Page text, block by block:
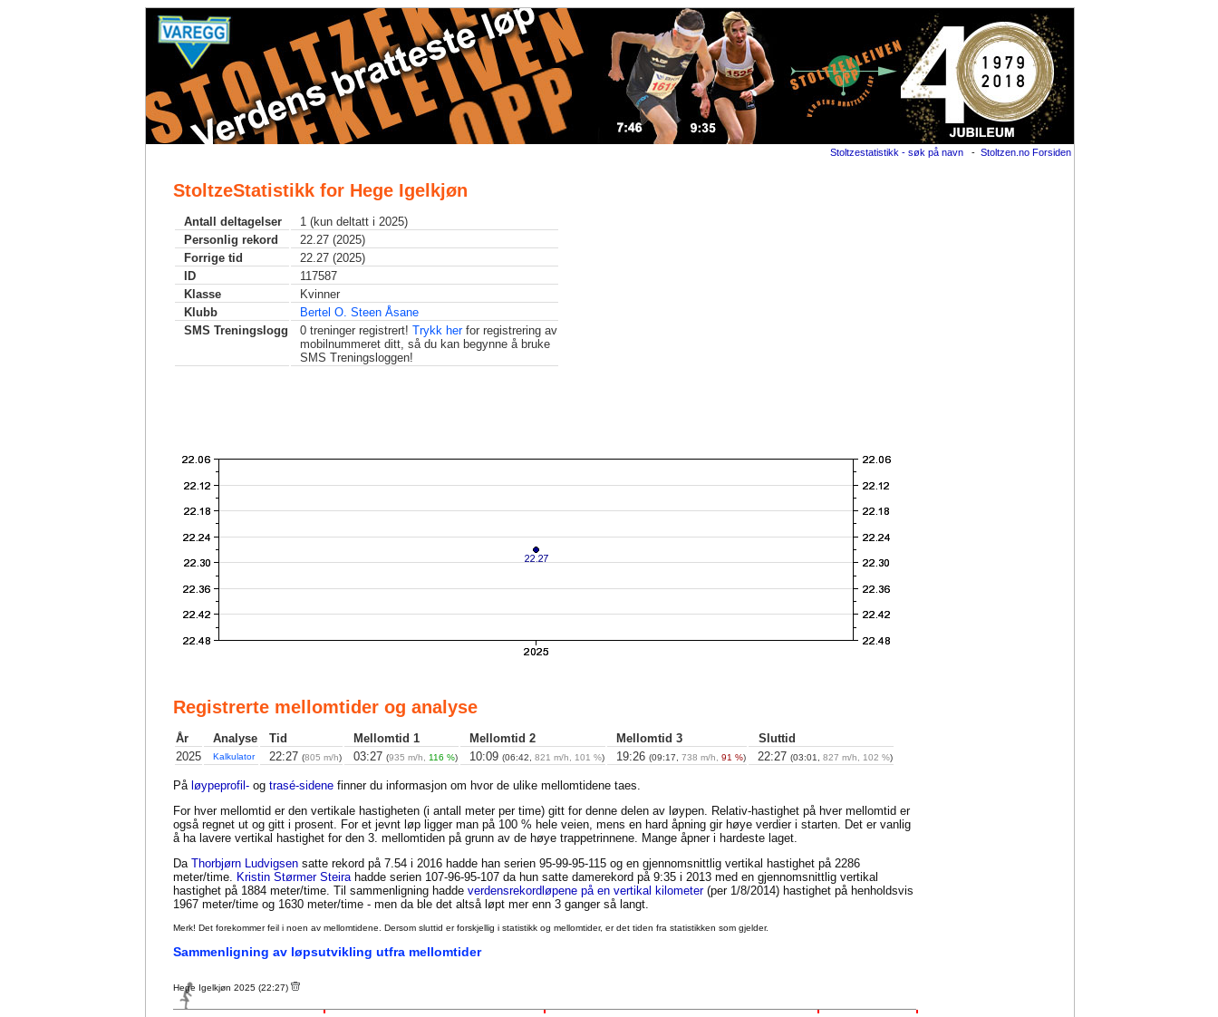
Stoltzestatistikk - søk på navn - Stoltzen.no Forsiden
StoltzeStatistikk for Hege Igelkjøn
Antall deltagelser
1 (kun deltatt i 2025)
Personlig rekord
22.27 (2025)
Forrige tid
22.27 (2025)
ID
117587
Klasse
Kvinner
Klubb
Bertel O. Steen Åsane
SMS Treningslogg
0 treninger registrert! Trykk herfor registrering av
mobilnummeret ditt, så du kan begynne å bruke
SMS Treningsloggen!
Registrerte mellomtider og analyse
År Analyse Tid Mellomtid 1 Mellomtid 2 Mellomtid 3
Sluttid
2025
Kalkulator 22:27 (805 m/h) 03:27 (935 m/h, 116 %) 10:09 (06:42, 821 m/h, 101 %) 19:26 (09:17, 738 m/h, 91 %) 22:27 (03:01, 827 m/h, 102 %)
På løypeprofil- og trasé-sidene finner du informasjon om hvor de ulike mellomtidene taes.
For hver mellomtid er den vertikale hastigheten (i antall meter per time) gitt for denne delen av løypen. Relativ-hastighet på hver mellomtid er
også regnet ut og gitt i prosent. For et jevnt løp ligger man på 100 % hele veien, mens en hard åpning gir høye verdier i starten. Det er vanlig
å ha lavere vertikal hastighet for den 3. mellomtiden på grunn av de høye trappetrinnene. Mange åpner i hardeste laget.
Da Thorbjørn Ludvigsen satte rekord på 7.54 i 2016 hadde han serien 95-99-95-115 og en gjennomsnittlig vertikal hastighet på 2286
meter/time. Kristin Størmer Steirahadde serien 107-96-95-107 da hun satte damerekord på 9:35 i 2013 med en gjennomsnittlig vertikal
hastighet på 1884 meter/time. Til sammenligning hadde verdensrekordløpene på en vertikal kilometer(per 1/8/2014) hastighet på henholdsvis
1967 meter/time og 1630 meter/time - men da ble det altså løpt mer enn 3 ganger så langt.
Merk! Det forekommer feil i noen av mellomtidene. Dersom sluttid er forskjellig i statistikk og mellomtider, er det tiden fra statistikken som gjelder.
Sammenligning av løpsutvikling utfra mellomtider
Hege Igelkjøn 2025 (22:27)